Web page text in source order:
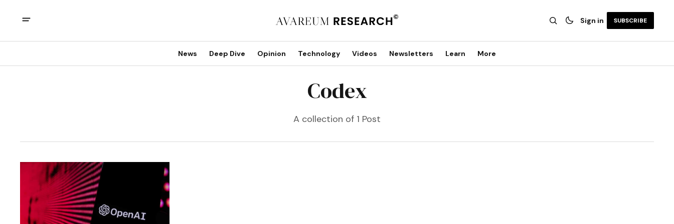
Sign in SUBSCRIBE
News Deep Dive Opinion Technology Videos Newsletters Learn More
Codex
A collection of 1 Post